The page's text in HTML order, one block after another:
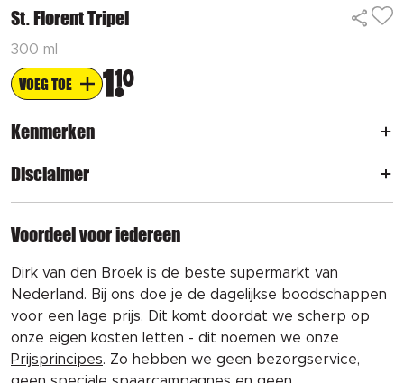
St. Florent Tripel
300 ml
VOEG TOE 1 10
Kenmerken
Disclaimer
Voordeel voor iedereen
Dirk van den Broek is de beste supermarkt van
Nederland. Bij ons doe je de dagelijkse boodschappen
voor een lage prijs. Dit komt doordat we scherp op
onze eigen kosten letten - dit noemen we onze
Prijsprincipes. Zo hebben we geen bezorgservice,